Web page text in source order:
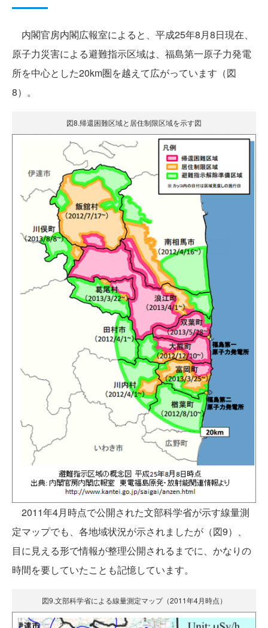
内閣官房内閣広報室によると、平成25年8月8日現在、
原子力災害による避難指示区域は、福島第一原子力発電
所を中心とした20km圏を越えて広がっています（図
8）。
図8.帰還困難区域と居住制限区域を示す図
2011年4月時点で公開された文部科学省が示す線量測
定マップでも、各地域状況が示されましたが（図9）、
目に見える形で情報が整理公開されるまでに、かなりの
時間を要していたことも記憶しています。
図9.文部科学省による線量測定マップ（2011年4月時点）